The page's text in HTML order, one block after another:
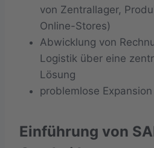
von Zentrallager,
Online-Stores)
Abwicklung von
Logistik über eine
Lösung
problemlose Expansion
Einführung von